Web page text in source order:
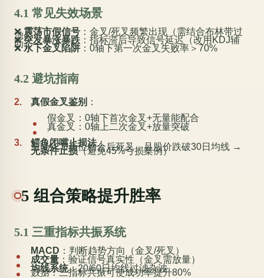
4.1 常见失效场景
❌震荡市假信号 ：金叉/死叉频繁出现（需结合布林带过
滤）
❌突发暴涨暴跌 ：指标滞后导致信号延迟（改用KDJ辅
助）
❌水下金叉陷阱 ：0轴下第一次金叉失败率＞70%
4.2 避坑指南
真假金叉鉴别 ：
假金叉：0轴下首次金叉+无量能配合
真金叉：0轴上二次金叉+放量突破
鳄鱼闭嘴止损法：
当MACD高位粘合后死叉，且股价跌破30日均线 →
无条件止损（避免45%亏损案例）
5 组合策略提升胜率
5.1 三重指标共振系统
MACD ：判断趋势方向（金叉/死叉）
成交量 ：验证信号真实性（金叉需放量）
均线系统：20/60日均线过滤杂波
数据：三指标共振可使成功率提升80%